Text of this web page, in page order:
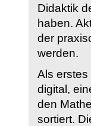
Didaktik
haben.
der
werden.
Als
digital,
den
sortiert.